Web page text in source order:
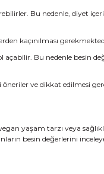
Bu nedenle, diyet
kaçınılması
Bu nedenle besin
ve dikkat edilmesi
yaşam tarzı veya
besin değerlerini